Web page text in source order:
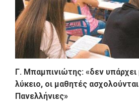
Γ. Μπαμπινιώτης: «δεν
λύκειο, οι μαθητές
Πανελλήνιες»